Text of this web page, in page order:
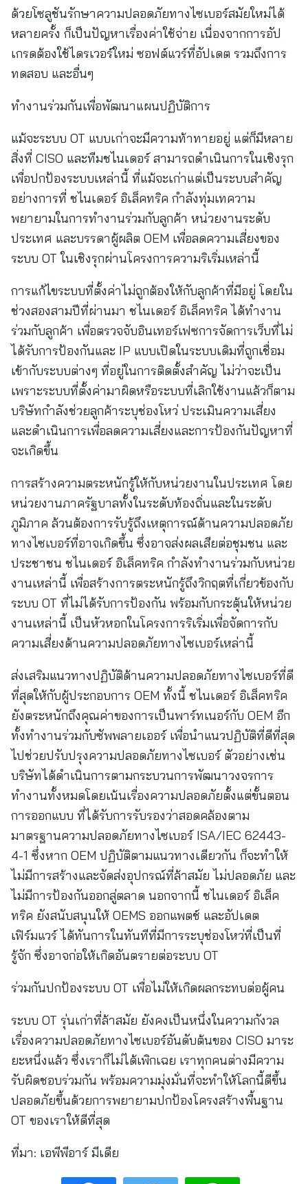
ด้วยโซลูชันรักษาความปลอดภัยทางไซเบอร์สมัยใหม่ได้
หลายครั้ง ก็เป็นปัญหาเรื่องค่าใช้จ่าย เนื่องจากการอัป
เกรดต้องใช้ไดรเวอร์ใหม่ ซอฟต์แวร์ที่อัปเดต รวมถึงการ
ทดสอบ และอื่นๆ
ทำงานร่วมกันเพื่อพัฒนาแผนปฏิบัติการ
แม้จะระบบ OT แบบเก่าจะมีความท้าทายอยู่ แต่ก็มีหลาย
สิ่งที่ CISO และทีมชไนเดอร์ สามารถดำเนินการในเชิงรุก
เพื่อปกป้องระบบเหล่านี้ ที่แม้จะเก่าแต่เป็นระบบสำคัญ
อย่างการที่ ชไนเดอร์ อิเล็คทริค กำลังทุ่มเทความ
พยายามในการทำงานร่วมกับลูกค้า หน่วยงานระดับ
ประเทศ และบรรดาผู้ผลิต OEM เพื่อลดความเสี่ยงของ
ระบบ OT ในเชิงรุกผ่านโครงการความริเริ่มเหล่านี้
การแก้ไขระบบที่ตั้งค่าไม่ถูกต้องให้กับลูกค้าที่มีอยู่ โดยใน
ช่วงสองสามปีที่ผ่านมา ชไนเดอร์ อิเล็คทริค ได้ทำงาน
ร่วมกับลูกค้า เพื่อตรวจจับอินเทอร์เฟซการจัดการเว็บที่ไม่
ได้รับการป้องกันและ IP แบบเปิดในระบบเดิมที่ถูกเชื่อม
เข้ากับระบบต่างๆ ที่อยู่ในการติดตั้งสำคัญ ไม่ว่าจะเป็น
เพราะระบบที่ตั้งค่ามาผิดหรือระบบที่เลิกใช้งานแล้วก็ตาม
บริษัทกำลังช่วยลูกค้าระบุช่องโหว่ ประเมินความเสี่ยง
และดำเนินการเพื่อลดความเสี่ยงและการป้องกันปัญหาที่
จะเกิดขึ้น
การสร้างความตระหนักรู้ให้กับหน่วยงานในประเทศ โดย
หน่วยงานภาครัฐบาลทั้งในระดับท้องถิ่นและในระดับ
ภูมิภาค ล้วนต้องการรับรู้ถึงเหตุการณ์ด้านความปลอดภัย
ทางไซเบอร์ที่อาจเกิดขึ้น ซึ่งอาจส่งผลเสียต่อชุมชน และ
ประชาชน ชไนเดอร์ อิเล็คทริค กำลังทำงานร่วมกับหน่วย
งานเหล่านี้ เพื่อสร้างการตระหนักรู้ถึงวิกฤตที่เกี่ยวข้องกับ
ระบบ OT ที่ไม่ได้รับการป้องกัน พร้อมกับกระตุ้นให้หน่วย
งานเหล่านี้ เป็นหัวหอกในโครงการริเริ่มเพื่อจัดการกับ
ความเสี่ยงด้านความปลอดภัยทางไซเบอร์เหล่านี้
ส่งเสริมแนวทางปฏิบัติด้านความปลอดภัยทางไซเบอร์ที่ดี
ที่สุดให้กับผู้ประกอบการ OEM ทั้งนี้ ชไนเดอร์ อิเล็คทริค
ยังตระหนักถึงคุณค่าของการเป็นพาร์ทเนอร์กับ OEM อีก
ทั้งทำงานร่วมกับซัพพลายเออร์ เพื่อนำแนวปฏิบัติที่ดีที่สุด
ไปช่วยปรับปรุงความปลอดภัยทางไซเบอร์ ตัวอย่างเช่น
บริษัทได้ดำเนินการตามกระบวนการพัฒนาวงจรการ
ทำงานทั้งหมดโดยเน้นเรื่องความปลอดภัยตั้งแต่ขั้นตอน
การออกแบบ ที่ได้รับการรับรองว่าสอดคล้องตาม
มาตรฐานความปลอดภัยทางไซเบอร์ ISA/IEC 62443-
4-1 ซึ่งหาก OEM ปฏิบัติตามแนวทางเดียวกัน ก็จะทำให้
ไม่มีการสร้างและจัดส่งอุปกรณ์ที่ล้าสมัย ไม่ปลอดภัย และ
ไม่มีการป้องกันออกสู่ตลาด นอกจากนี้ ชไนเดอร์ อิเล็ค
ทริค ยังสนับสนุนให้ OEMS ออกแพตช์ และอัปเดต
เฟิร์มแวร์ ได้ทันการในทันทีที่มีการระบุช่องโหว่ที่เป็นที่
รู้จัก ซึ่งอาจก่อให้เกิดอันตรายต่อระบบ OT
ร่วมกันปกป้องระบบ OT เพื่อไม่ให้เกิดผลกระทบต่อผู้คน
ระบบ OT รุ่นเก่าที่ล้าสมัย ยังคงเป็นหนึ่งในความกังวล
เรื่องความปลอดภัยทางไซเบอร์อันดับต้นของ CISO มาระ
ยะหนึ่งแล้ว ซึ่งเราก็ไม่ได้เพิกเฉย เราทุกคนต่างมีความ
รับผิดชอบร่วมกัน พร้อมความมุ่งมั่นที่จะทำให้โลกนี้ดีขึ้น
ปลอดภัยขึ้นด้วยการพยายามปกป้องโครงสร้างพื้นฐาน
OT ของเราให้ดีที่สุด
ที่มา: เอพีพีอาร์ มีเดีย